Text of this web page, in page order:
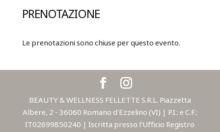
PRENOTAZIONE
Le prenotazioni sono chiuse per questo evento.
BEAUTY & WELLNESS FELLETTE S.R.L. Piazzetta
Albere, 2 - 36060 Romano d'Ezzelino (VI) | P.I.: e C.F.:
IT02699850240 | Iscritta presso l'Ufficio Registro